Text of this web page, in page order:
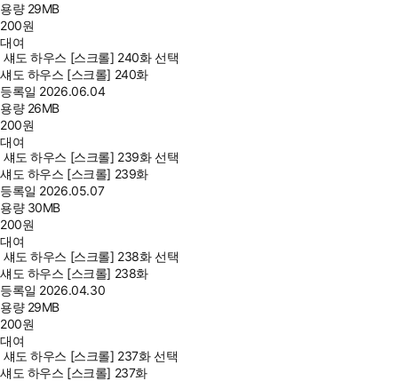
용량 29MB
200원
대여
섀도 하우스 [스크롤] 240화 선택
섀도 하우스 [스크롤] 240화
등록일 2026.06.04
용량 26MB
200원
대여
섀도 하우스 [스크롤] 239화 선택
섀도 하우스 [스크롤] 239화
등록일 2026.05.07
용량 30MB
200원
대여
섀도 하우스 [스크롤] 238화 선택
섀도 하우스 [스크롤] 238화
등록일 2026.04.30
용량 29MB
200원
대여
섀도 하우스 [스크롤] 237화 선택
섀도 하우스 [스크롤] 237화